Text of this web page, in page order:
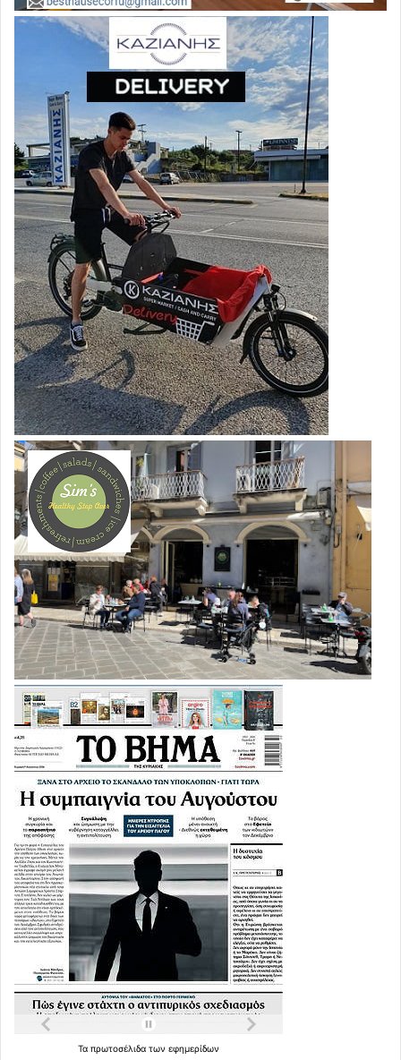
Τα πρωτοσέλιδα των εφημερίδων